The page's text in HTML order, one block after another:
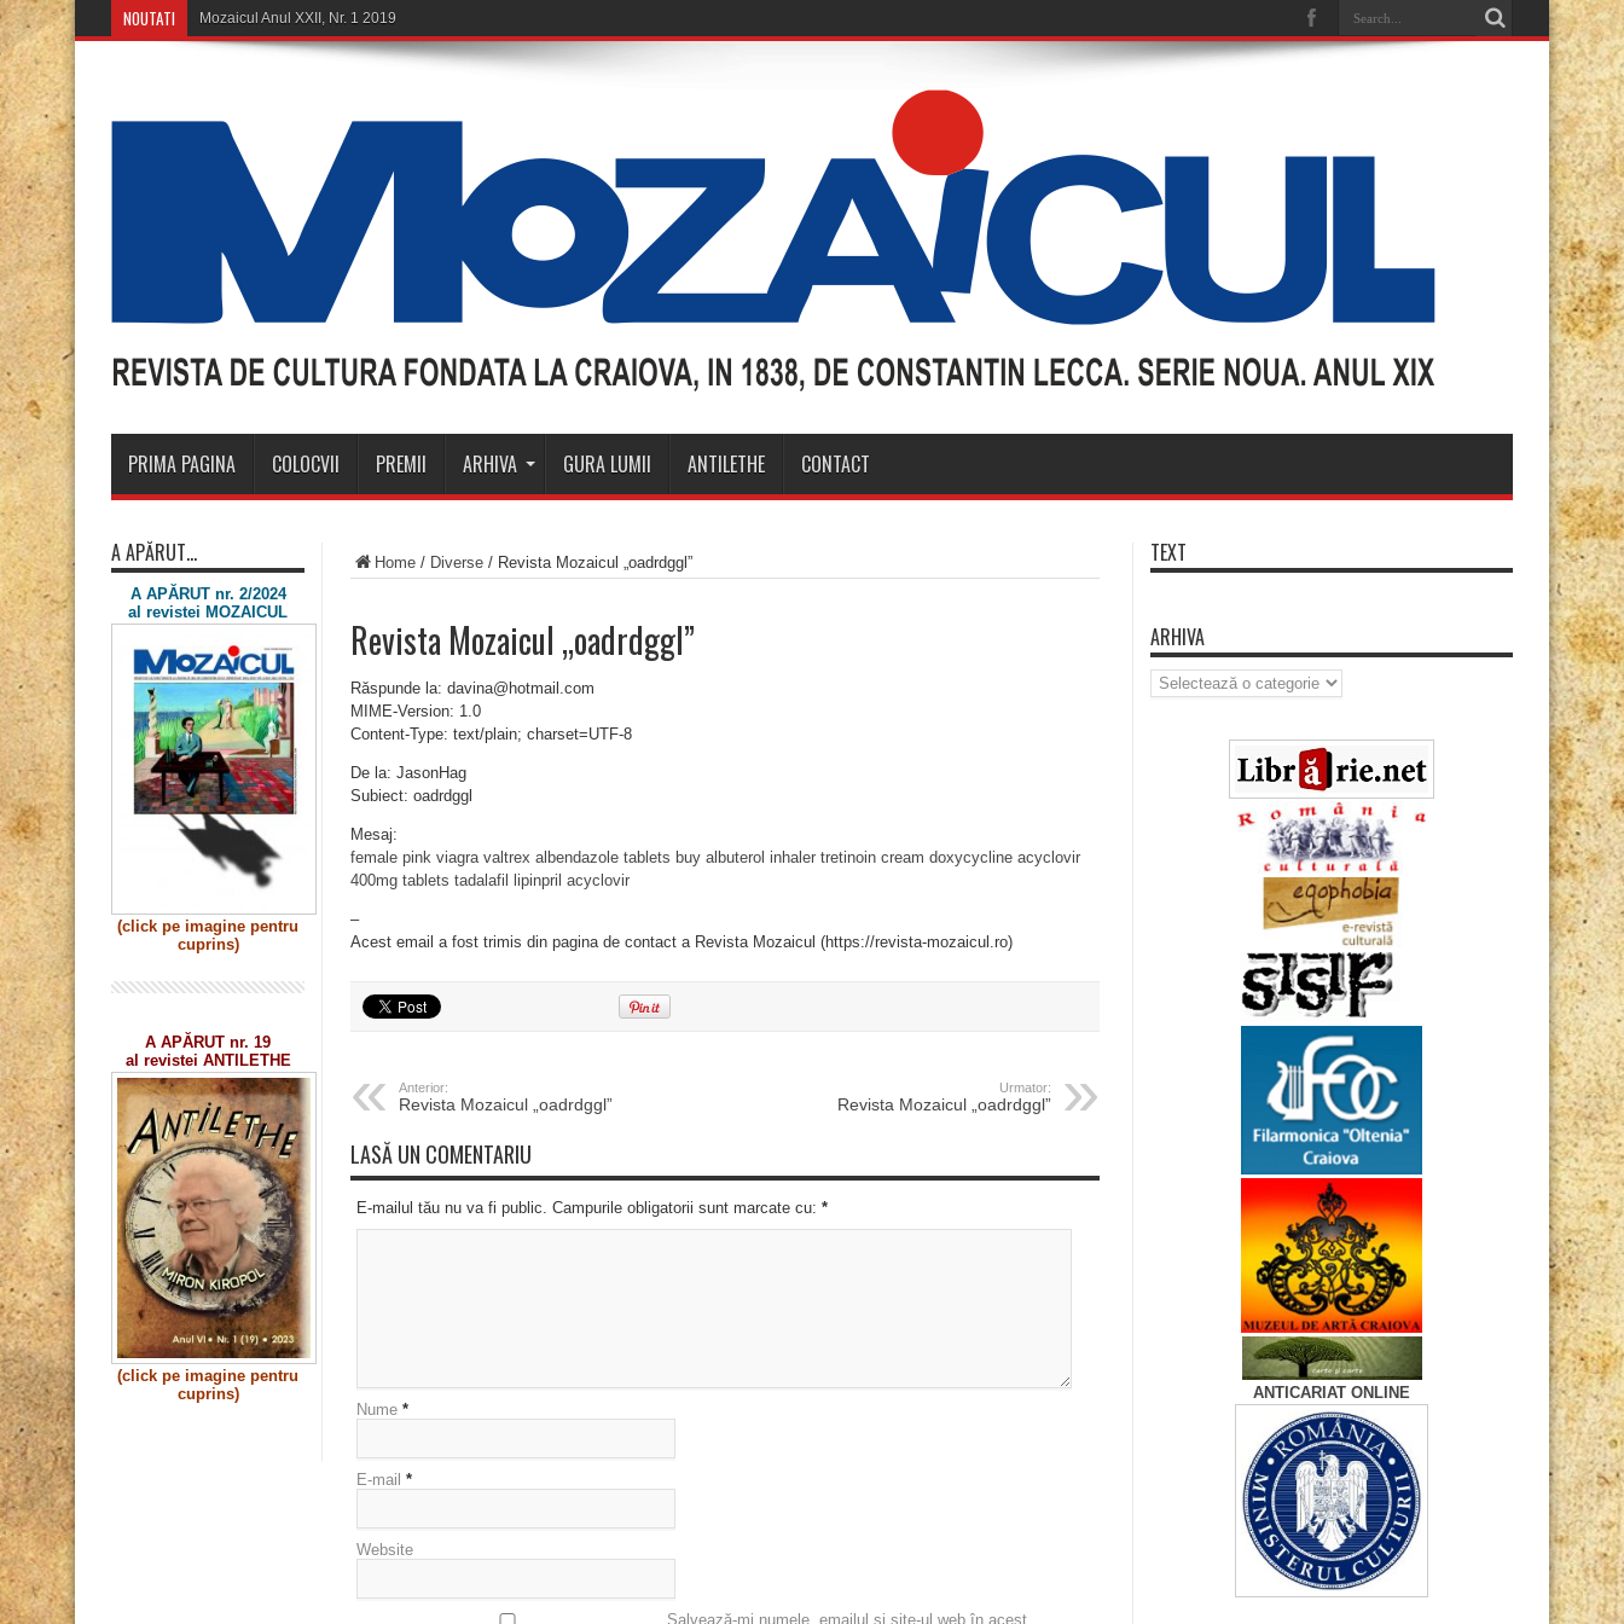
NOUTATI Mozaicul Anul XXII, Nr. 1 2019
PRIMA PAGINA COLOCVII PREMII ARHIVA GURA LUMII ANTILETHE CONTACT
Home / Diverse / Revista Mozaicul „oadrdggl”
Revista Mozaicul „oadrdggl”
Răspunde la: davina@hotmail.com
MIME-Version: 1.0
Content-Type: text/plain; charset=UTF-8
De la: JasonHag
Subiect: oadrdggl
Mesaj:
female pink viagra valtrex albendazole tablets buy albuterol inhaler tretinoin cream doxycycline acyclovir
400mg tablets tadalafil lipinpril acyclovir
–
Acest email a fost trimis din pagina de contact a Revista Mozaicul (https://revista-mozaicul.ro)
Anterior:
Revista Mozaicul „oadrdggl”
Urmator:
Revista Mozaicul „oadrdggl”
LASĂ UN COMENTARIU
E-mailul tău nu va fi public. Campurile obligatorii sunt marcate cu: *
Nume *
E-mail *
Website
Salvează-mi numele, emailul și site-ul web în acest
A APĂRUT…
A APĂRUT nr. 2/2024
al revistei MOZAICUL
(click pe imagine pentru
cuprins)
A APĂRUT nr. 19
al revistei ANTILETHE
(click pe imagine pentru
cuprins)
TEXT
ARHIVA
Arhiva
ANTICARIAT ONLINE